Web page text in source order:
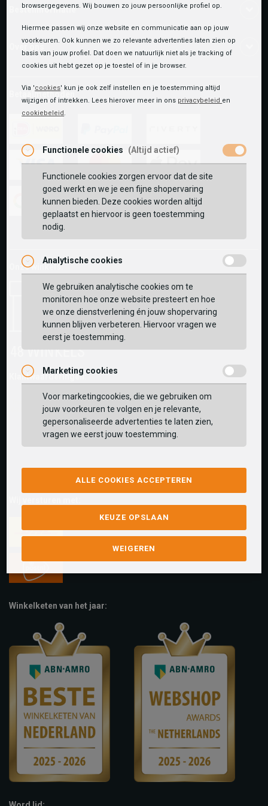
Bestelinformatie
Betaalmethoden
ideal paypal riverty
mastercard
apple-
pay
Onze winkels:
Klantwaarderingen:
Winkelketen van het jaar:
browsergegevens. Wij bouwen zo jouw persoonlijke profiel op.
Hiermee passen wij onze website en communicatie aan op jouw
voorkeuren. Ook kunnen we zo relevante advertenties laten zien op
basis van jouw profiel. Dat doen we natuurlijk niet als je tracking of
cookies uit hebt gezet op je toestel of in je browser.
Via 'cookies' kun je ook zelf instellen en je toestemming altijd
wijzigen of intrekken. Lees hierover meer in ons privacybeleid en
cookiebeleid.
Functionele cookies (Altijd actief)
Functionele cookies zorgen ervoor dat de site
goed werkt en we je een fijne shopervaring
kunnen bieden. Deze cookies worden altijd
geplaatst en hiervoor is geen toestemming
nodig.
Analytische cookies
We gebruiken analytische cookies om te
monitoren hoe onze website presteert en hoe
we onze dienstverlening én jouw shopervaring
kunnen blijven verbeteren. Hiervoor vragen we
eerst je toestemming.
Marketing cookies
Voor marketingcookies, die we gebruiken om
jouw voorkeuren te volgen en je relevante,
gepersonaliseerde advertenties te laten zien,
vragen we eerst jouw toestemming.
ALLE COOKIES ACCEPTEREN
KEUZE OPSLAAN
WEIGEREN